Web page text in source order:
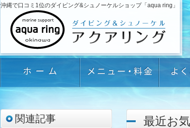
沖縄で口コミ1位のダイビング&シュノーケルショップ「aqua ring」
関連記事 最近お